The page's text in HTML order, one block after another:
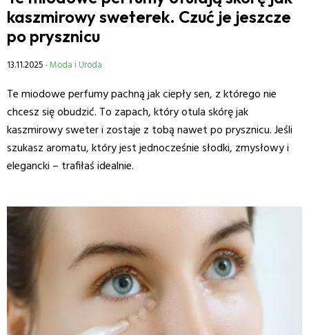
kaszmirowy sweterek. Czuć je jeszcze
po prysznicu
13.11.2025- Moda i Uroda
Te miodowe perfumy pachną jak ciepły sen, z którego nie
chcesz się obudzić. To zapach, który otula skórę jak
kaszmirowy sweter i zostaje z tobą nawet po prysznicu. Jeśli
szukasz aromatu, który jest jednocześnie słodki, zmysłowy i
elegancki – trafiłaś idealnie.